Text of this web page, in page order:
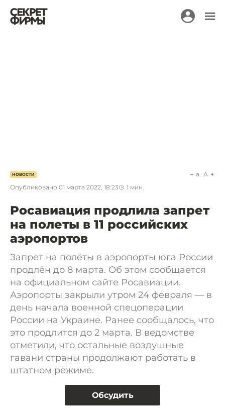
НОВОСТИ
Опубликовано 01 марта 2022, 18:23 1 мин.
a A
Росавиация продлила запрет
на полеты в 11 российских
аэропортов
Запрет на полёты в аэропорты юга России
продлён до 8 марта. Об этом сообщается
на официальном сайте Росавиации.
Аэропорты закрыли утром 24 февраля — в
день начала военной спецоперации
России на Украине. Ранее сообщалось, что
это продлится до 2 марта. В ведомстве
отметили, что остальные воздушные
гавани страны продолжают работать в
штатном режиме.
Обсудить